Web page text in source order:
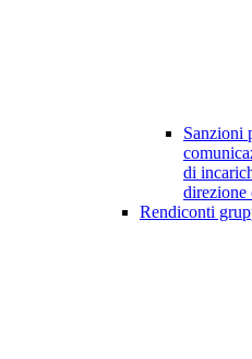
Sanzioni
di
direzione
Rendiconti